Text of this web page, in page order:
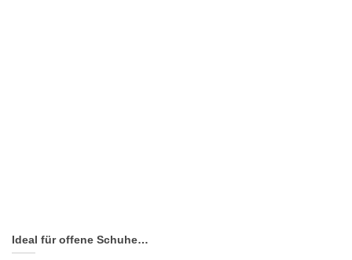
Ideal für offene Schuhe…